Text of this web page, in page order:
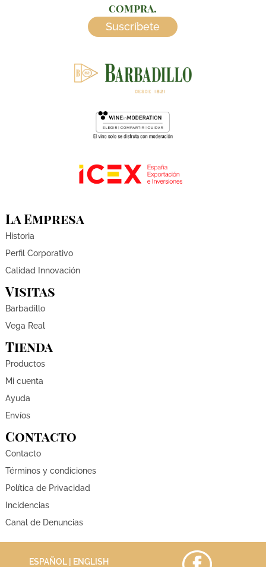
compra.
Suscríbete
La Empresa
Historia
Perfil Corporativo
Calidad Innovación
Visitas
Barbadillo
Vega Real
Tienda
Productos
Mi cuenta
Ayuda
Envíos
Contacto
Contacto
Términos y condiciones
Política de Privacidad
Incidencias
Canal de Denuncias
ESPAÑOL | ENGLISH